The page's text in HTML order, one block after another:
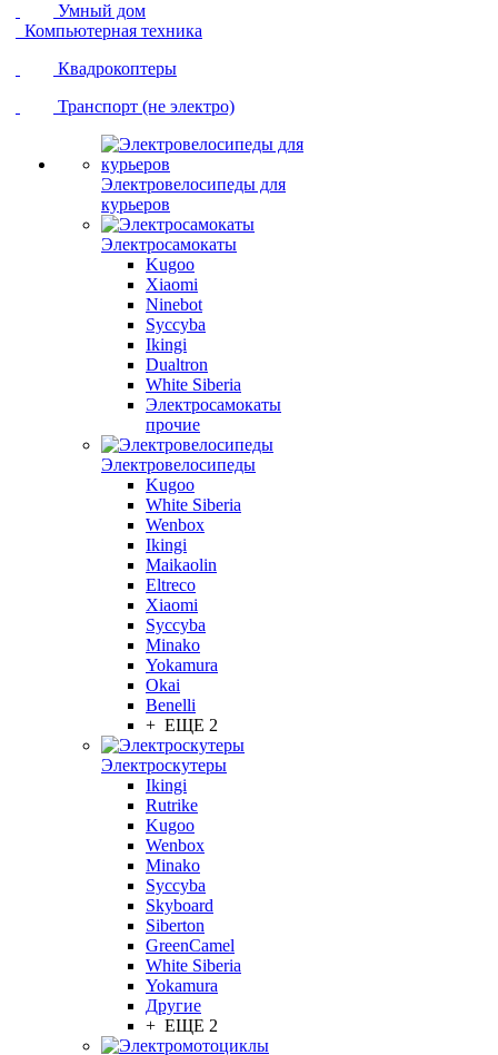
Умный дом
Компьютерная техника
Квадрокоптеры
Транспорт (не электро)
Электровелосипеды для
курьеров
Электросамокаты
Kugoo
Xiaomi
Ninebot
Syccyba
Ikingi
Dualtron
White Siberia
Электросамокаты
прочие
Электровелосипеды
Kugoo
White Siberia
Wenbox
Ikingi
Maikaolin
Eltreco
Xiaomi
Syccyba
Minako
Yokamura
Okai
Benelli
+ ЕЩЕ 2
Электроскутеры
Ikingi
Rutrike
Kugoo
Wenbox
Minako
Syccyba
Skyboard
Siberton
GreenCamel
White Siberia
Yokamura
Другие
+ ЕЩЕ 2